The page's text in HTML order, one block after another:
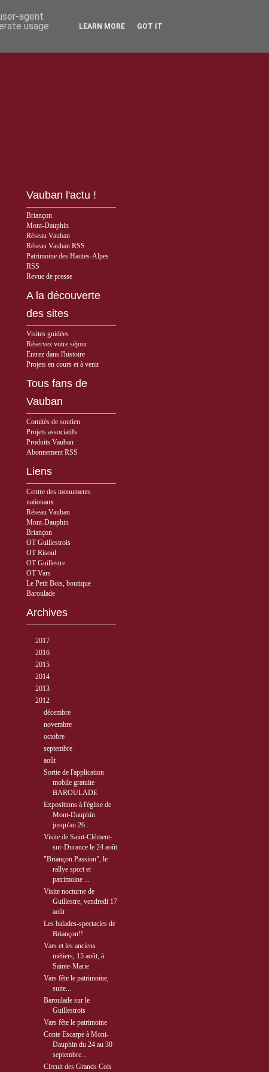
Vauban l'actu !
Briançon
Mont-Dauphin
Réseau Vauban
Réseau Vauban RSS
Patrimoine des Hautes-Alpes
RSS
Revue de presse
A la découverte
des sites
Visites guidées
Réservez votre séjour
Entrez dans l'histoire
Projets en cours et à venir
Tous fans de
Vauban
Comités de soutien
Projets associatifs
Produits Vauban
Abonnement RSS
Liens
Centre des monuments
nationaux
Réseau Vauban
Mont-Dauphin
Briançon
OT Guillestrois
OT Risoul
OT Guillestre
OT Vars
Le Petit Bois, boutique
Baroulade
Archives
2017
2016
2015
2014
2013
2012
décembre
novembre
octobre
septembre
août
Sortie de l'application
mobile gratuite
BAROULADE
Expositions à l'église de
Mont-Dauphin
jusqu'au 26...
Visite de Saint-Clément-
sur-Durance le 24 août
"Briançon Passion", le
rallye sport et
patrimoine ...
Visite nocturne de
Guillestre, vendredi 17
août
Les balades-spectacles de
Briançon!!
Vars et les anciens
métiers, 15 août, à
Sainte-Marie
Vars fête le patrimoine,
suite...
Baroulade sur le
Guillestrois
Vars fête le patrimoine
Conte Escarpe à Mont-
Dauphin du 24 au 30
septembre...
Circuit des Grands Cols
agent
usage
LEARN MORE GOT IT